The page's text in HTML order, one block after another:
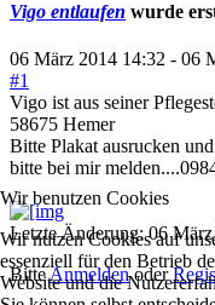
Vigo entlaufen wurde
06 März 2014 14:32 - 06
#1
Vigo ist aus seiner
58675 Hemer
Bitte Plakat ausrucken
bitte bei mir
Letzte Änderung: 06
BitteAnmeldenoder
Wir benutzen Cookies
Wir nutzen Cookies auf
essenziell für den Betrieb
Website und die